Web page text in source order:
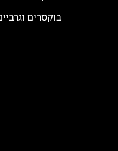
בוקסרים